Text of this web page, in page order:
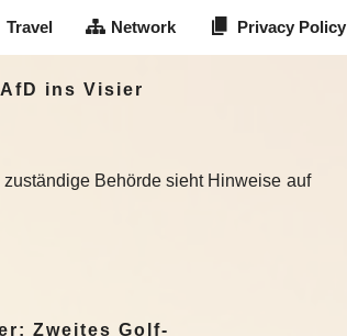
Travel Network Privacy Policy
ins Visier
Behörde sieht Hinweise auf
Zweites Golf-